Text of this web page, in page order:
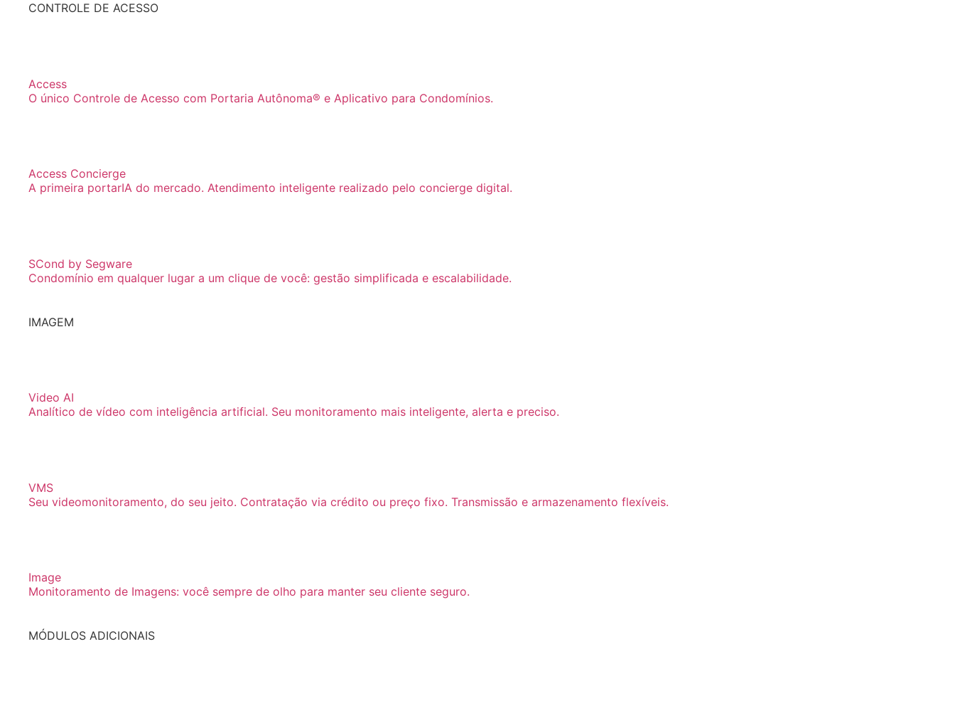
CONTROLE DE ACESSO
Access
O único Controle de Acesso com Portaria Autônoma® e Aplicativo para Condomínios.
Access Concierge
A primeira portarIA do mercado. Atendimento inteligente realizado pelo concierge digital.
SCond by Segware
Condomínio em qualquer lugar a um clique de você: gestão simplificada e escalabilidade.
IMAGEM
Video AI
Analítico de vídeo com inteligência artificial. Seu monitoramento mais inteligente, alerta e preciso.
VMS
Seu videomonitoramento, do seu jeito. Contratação via crédito ou preço fixo. Transmissão e armazenamento flexíveis.
Image
Monitoramento de Imagens: você sempre de olho para manter seu cliente seguro.
MÓDULOS ADICIONAIS